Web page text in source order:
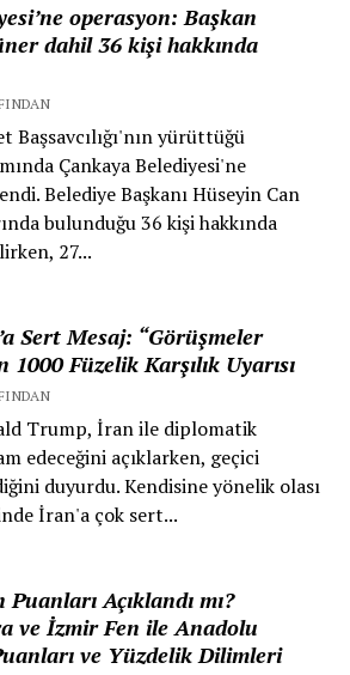
operasyon: Başkan
dahil 36 kişi hakkında
Başsavcılığı'nın yürüttüğü
Çankaya Belediyesi'ne
Belediye Başkanı Hüseyin Can
bulunduğu 36 kişi hakkında
27...
Sert Mesaj: “Görüşmeler
1000 Füzelik Karşılık Uyarısı
Trump, İran ile diplomatik
edeceğini açıklarken, geçici
duyurdu. Kendisine yönelik olası
İran'a çok sert...
Açıklandı mı?
ve İzmir Fen ile Anadolu
ve Yüzdelik Dilimleri